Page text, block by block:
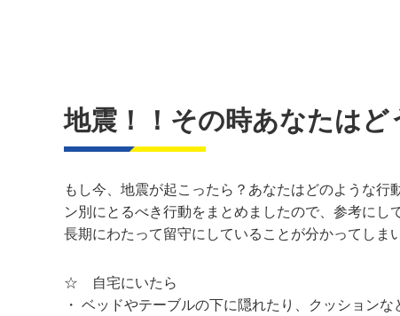
地震！！その時あなたはど
もし今、地震が起こったら？あなたはどのような
ン別にとるべき行動をまとめましたので、参考にし
長期にわたって留守にしていることが分かってしま
☆ 自宅にいたら
・ ベッドやテーブルの下に隠れたり、クッションな